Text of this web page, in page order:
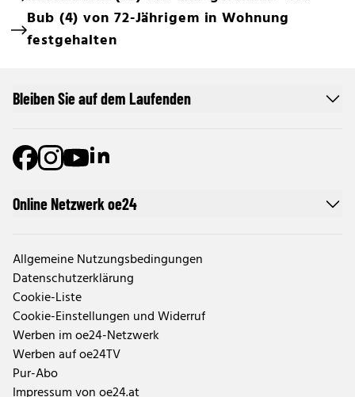
Bub (4) von 72-Jährigem in Wohnung
festgehalten
Online Netzwerk oe24
Allgemeine Nutzungsbedingungen
Datenschutzerklärung
Cookie-Liste
Cookie-Einstellungen und Widerruf
Werben im oe24-Netzwerk
Werben auf oe24TV
Pur-Abo
Bleiben Sie auf dem Laufenden